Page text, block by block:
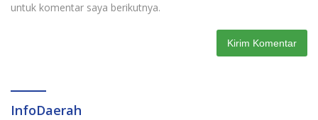
untuk komentar saya berikutnya.
InfoDaerah